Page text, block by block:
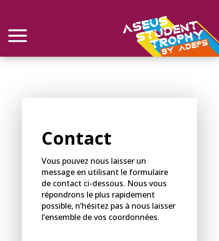
Contact
Vous pouvez nous laisser un
message en utilisant le formulaire
de contact ci-dessous. Nous vous
répondrons le plus rapidement
possible, n’hésitez pas à nous laisser
l’ensemble de vos coordonnées.